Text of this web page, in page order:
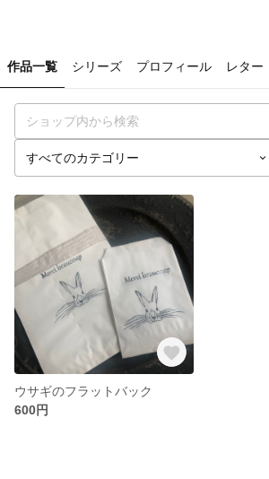
作品一覧 シリーズ プロフィール レター
ウサギのフラットバック
600円